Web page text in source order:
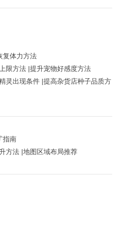
复体力方法
限方法 |提升宠物好感度方法
灵出现条件 |提高杂货店种子品质方
指南
方法 |地图区域布局推荐